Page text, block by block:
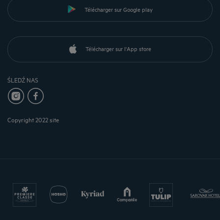
Télécharger sur Google play
Télécharger sur l'App store
ŚLEDŹ NAS
Copyright 2022 site